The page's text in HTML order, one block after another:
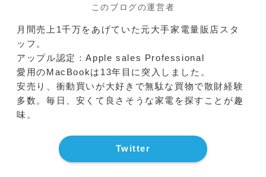
このブログの運営者
月間売上1千万をあげていた元大手家電量販店スタ
ッフ。
アップル認定：Apple sales Professional
愛用のMacBookは13年目に突入しました。
安売り、衝動買いが大好きで無駄な買物で散財経験
多数。毎日、安くて良さそうな家電を探すことが趣
味。
Twitter